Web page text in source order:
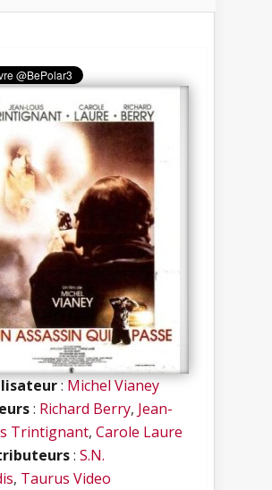
:Michel Vianey
: Richard Berry, Jean-
Trintignant, Carole Laure
: S.N.
, Taurus Video